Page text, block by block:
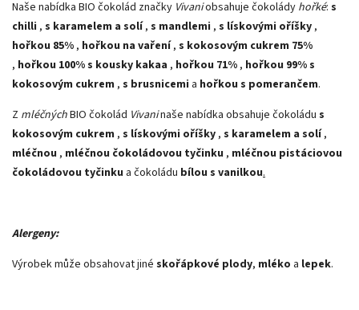
Naše nabídka BIO čokolád značky Vivaniobsahuje čokolády hořké: s
chilli , s karamelem a solí, s mandlemi , s lískovými oříšky ,
hořkou 85% , hořkou na vaření, s kokosovým cukrem 75%
, hořkou 100% s kousky kakaa , hořkou 71% , hořkou 99% s
kokosovým cukrem , s brusnicemi a hořkou s pomerančem.
Z mléčnýchBIO čokolád Vivaninaše nabídka obsahuje čokoládu s
kokosovým cukrem , s lískovými oříšky , s karamelem a solí,
mléčnou , mléčnou čokoládovou tyčinku , mléčnou pistáciovou
čokoládovou tyčinku a čokoládu bílou s vanilkou.
Alergeny:
Výrobek může obsahovat jiné skořápkové plody, mléko a lepek.